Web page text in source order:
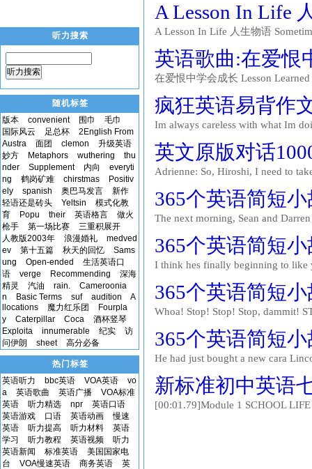
A Lesson In Life
A Lesson In Life 人生物语
who you want to become． You
英语歌曲:在爱恨
在爱恨中学会成长 Lesson
he had to go I finally c...
疯狂英语易背作
Im always careless with what Im
One day, my parents were out, so I
英文原版对话
Adrienne: So, Hiroshi, I need to
restaurant, you notice there is...
365个英语简短小
The next morning, Sean and
said yes. Darren fumed. Do you
365个英语简短小
I think hes finally beginning to like
met. I dont know what I ever said...
365个英语简短小
Whoa! Stop! Stop! Stop, dammit!
traffic had gone by, Webster h...
365个英语简短小
He had just bought a new cara
his wife some practice in...
新标准初中英语
[00:01.79]Module 1 SCHOOL
听力搜索
听力搜索
随机标签
版本
convenient 围巾
毛巾
国际风云
足总杯
2English From
Austra
面团 clemon
升级英语
妙方
Metaphors wuthering
thu
nder
Supplement 内向
everyti
ng
鹤岗矿难 chirstmas
Positiv
ely
spanish 奥巴马发言
新作
轻语还是砖头
Yeltsin
模式化教
育
Popu their 英语格言
做火
枪手
第一场比赛
三重积展开
人教版2003年
浪漫婚礼
medved
ev
第十五篇 秋天的回忆
Sams
ung
Open-ended
生活英语口
语
verge Recommending
深海
精灵
汽油 rain.
Cameroonia
n
Basic Terms suf audition
A
llocations
魔力红乐团
Fourpla
y
Caterpillar Coca
酒杯竖琴
Exploita
innumerable 纪实
访
问伊朗
sheet 高分必备
热门标签
英语听力
bbc英语 VOA英语
vo
a
英语歌曲 英语广播
VOA标准
英语
听力精选 npr
英语口语
英语游戏
口语 英语动画
慢速
英语
听力提高 听力材料
英语
学习
听力教程 英语视频
听力
英语新闻
标准英语
美国国家电
台
VOA慢速英语 商务英语
英